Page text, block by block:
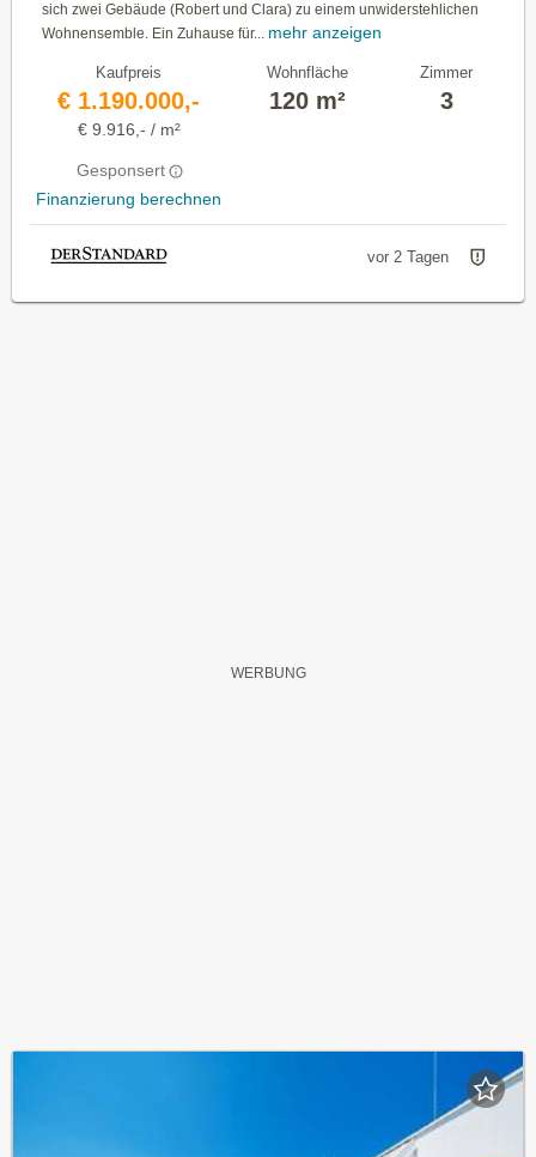
sich zwei Gebäude (Robert und Clara) zu einem unwiderstehlichen
Wohnensemble. Ein Zuhause für... mehr anzeigen
Kaufpreis
€ 1.190.000,-
€ 9.916,- / m²
Gesponsert
Finanzierung berechnen
Wohnfläche
120 m²
Zimmer
3
vor 2 Tagen